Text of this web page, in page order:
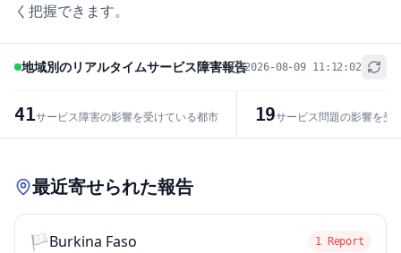
く把握できます。
地域別のリアルタイムサービス障害報告2026-08-09 11:12:02
41サービス障害の影響を受けている都市 19サービス問題の影響を受
+
最近寄せられた報告
🏳️Burkina Faso 1 Report